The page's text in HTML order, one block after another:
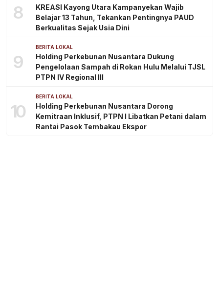
8
KREASI Kayong Utara Kampanyekan Wajib
Belajar 13 Tahun, Tekankan Pentingnya PAUD
Berkualitas Sejak Usia Dini
9
BERITA LOKAL
Holding Perkebunan Nusantara Dukung
Pengelolaan Sampah di Rokan Hulu Melalui TJSL
PTPN IV Regional III
10
BERITA LOKAL
Holding Perkebunan Nusantara Dorong
Kemitraan Inklusif, PTPN I Libatkan Petani dalam
Rantai Pasok Tembakau Ekspor